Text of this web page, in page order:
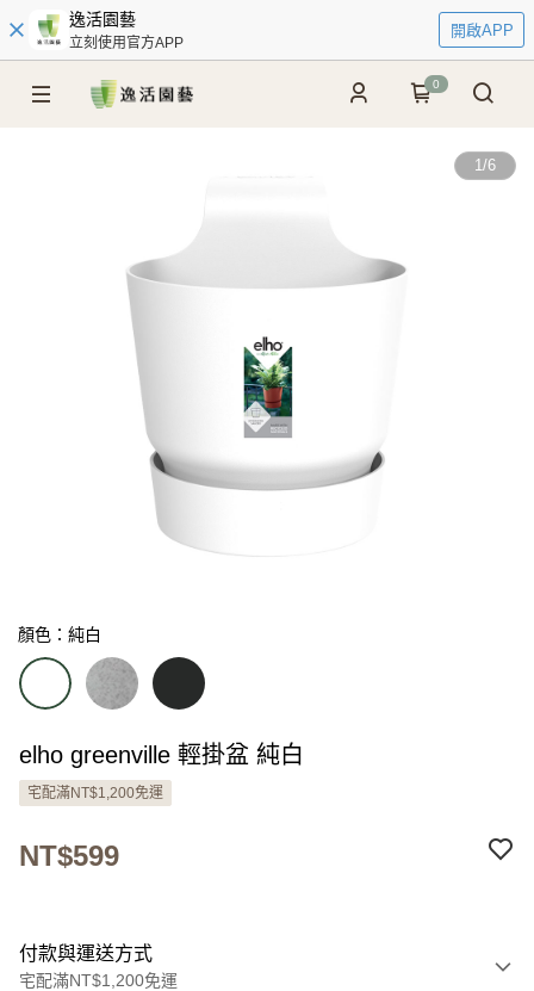
逸活園藝
立刻使用官方APP
開啟APP
0
1/6
顏色：純白
elho greenville 輕掛盆 純白
宅配滿NT$1,200免運
NT$599
付款與運送方式
宅配滿NT$1,200免運